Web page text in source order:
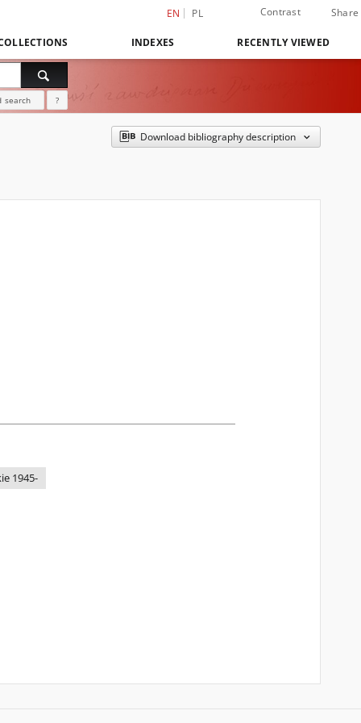
EN PL Contrast Share
INDEXES RECENTLY VIEWED
search ?
Download bibliography description
1945-